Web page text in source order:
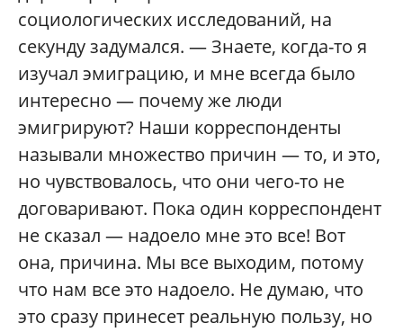
социологических исследований, на
секунду задумался. — Знаете, когда-то я
изучал эмиграцию, и мне всегда было
интересно — почему же люди
эмигрируют? Наши корреспонденты
называли множество причин — то, и это,
но чувствовалось, что они чего-то не
договаривают. Пока один корреспондент
не сказал — надоело мне это все! Вот
она, причина. Мы все выходим, потому
что нам все это надоело. Не думаю, что
это сразу принесет реальную пользу, но